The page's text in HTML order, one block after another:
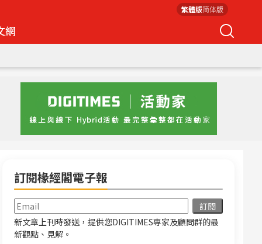
繁體版简体版
網
訂閱椽經閣電子報
新文章上刊時發送，提供您DIGITIMES專家及顧問群的最
新觀點、見解。